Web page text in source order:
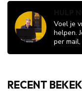
Voel je
helpen.
per
RECENT